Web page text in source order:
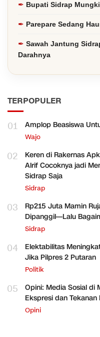
Bupati Sidrap
Parepare Sedang
Sawah Jantung
Darahnya
TERPOPULER
01 Amplop Beasiswa
Wajo
02
Keren di Rakernas
Alrif Cocoknya jadi
Sidrap Saja
Sidrap
03
Rp215 Juta Mamin
Dipanggil—Lalu
Sidrap
04
Elektabilitas
Jika Pilpres 2 Putaran
Politik
05
Opini: Media Sosial di
Ekspresi dan Tekanan
Opini